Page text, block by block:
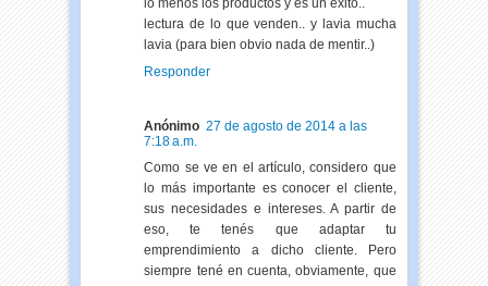
lo menos los productos y es un exito..
lectura de lo que venden.. y lavia mucha
lavia (para bien obvio nada de mentir..)
Responder
Anónimo 27 de agosto de 2014 a las
7:18 a.m.
Como se ve en el artículo, considero que
lo más importante es conocer el cliente,
sus necesidades e intereses. A partir de
eso, te tenés que adaptar tu
emprendimiento a dicho cliente. Pero
siempre tené en cuenta, obviamente, que